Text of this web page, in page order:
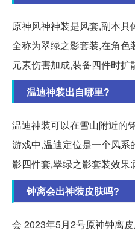
原神风神神装是风套,副本
全称为翠绿之影套装,在角
元素伤害加成,装备四件时扩
温迪神装出自哪里?
温迪神装可以在雪山附近的
游戏中,温迪定位是一个风系
影四件套,翠绿之影套装效果:
钟离会出神装皮肤吗?
会 2023年5月2号原神钟离